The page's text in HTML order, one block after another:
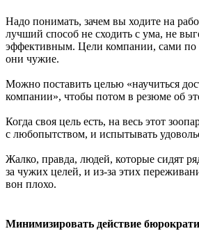
Надо понимать, зачем вы ходите на
лучший способ не сходить с ума, не
эффективным. Цели компании, сами по
они чужие.
Можно поставить целью «научиться
компании», чтобы потом в резюме об
Когда своя цель есть, на весь этот
с любопытством, и испытывать
Жалко, правда, людей, которые сидят
за чужих целей, и из-за этих
вон плохо.
Минимизировать действие